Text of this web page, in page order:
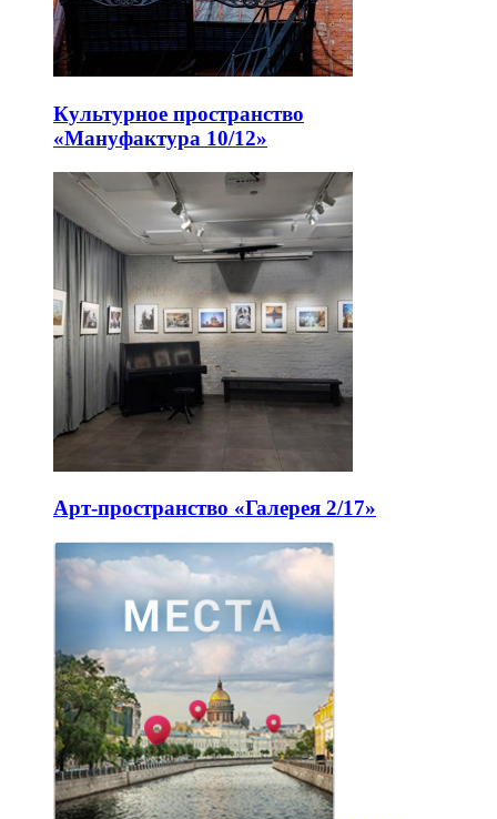
Культурное пространство
«Мануфактура 10/12»
Арт-пространство «Галерея 2/17»